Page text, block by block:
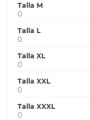
Talla M
0
Talla L
0
Talla XL
0
Talla XXL
0
Talla XXXL
0